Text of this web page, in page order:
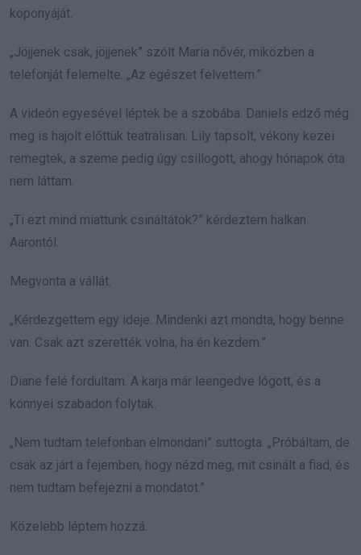
koponyáját.
„Jöjjenek csak, jöjjenek” szólt Maria nővér, miközben a
telefonját felemelte. „Az egészet felvettem.”
A videón egyesével léptek be a szobába. Daniels edző még
meg is hajolt előttük teatralisan. Lily tapsolt, vékony kezei
remegtek, a szeme pedig úgy csillogott, ahogy hónapok óta
nem láttam.
„Ti ezt mind miattunk csináltátok?” kérdeztem halkan
Aarontól.
Megvonta a vállát.
„Kérdezgettem egy ideje. Mindenki azt mondta, hogy benne
van. Csak azt szerették volna, ha én kezdem.”
Diane felé fordultam. A karja már leengedve lógott, és a
könnyei szabadon folytak.
„Nem tudtam telefonban elmondani” suttogta. „Próbáltam, de
csak az járt a fejemben, hogy nézd meg, mit csinált a fiad, és
nem tudtam befejezni a mondatot.”
Közelebb léptem hozzá.